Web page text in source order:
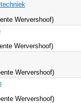
Wervershoof)
Wervershoof)
Wervershoof)
Wervershoof)